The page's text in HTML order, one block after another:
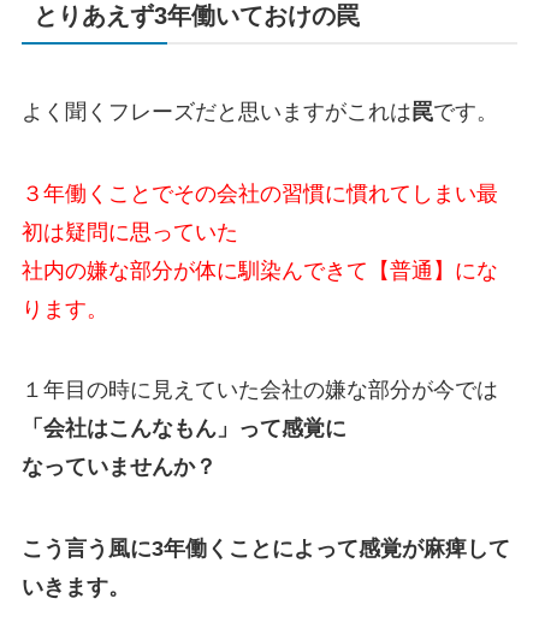
とりあえず3年働いておけの罠
よく聞くフレーズだと思いますがこれは罠です。
３年働くことでその会社の習慣に慣れてしまい最
初は疑問に思っていた
社内の嫌な部分が体に馴染んできて【普通】にな
ります。
１年目の時に見えていた会社の嫌な部分が今では
「会社はこんなもん」って感覚に
なっていませんか？
こう言う風に3年働くことによって感覚が麻痺して
いきます。